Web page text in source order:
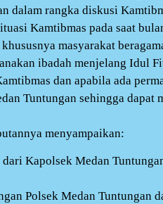
dalam rangka diskusi
Kamtibmas pada saat
masyarakat
ibadah menjelang Idul
dan apabila ada
Tuntungan sehingga dapat
menyampaikan:
Kapolsek Medan
Polsek Medan Tuntungan